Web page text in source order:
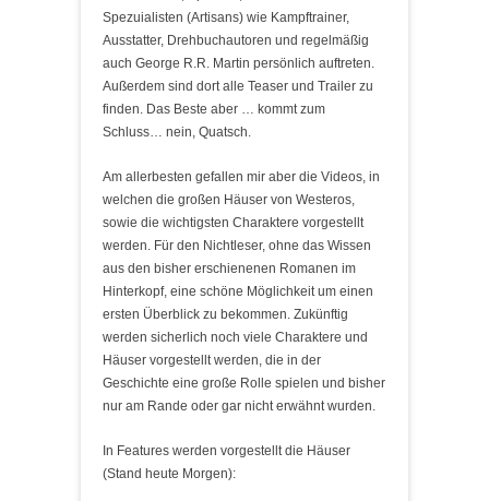
Spezuialisten (Artisans) wie Kampftrainer,
Ausstatter, Drehbuchautoren und regelmäßig
auch George R.R. Martin persönlich auftreten.
Außerdem sind dort alle Teaser und Trailer zu
finden. Das Beste aber … kommt zum
Schluss… nein, Quatsch.
Am allerbesten gefallen mir aber die Videos, in
welchen die großen Häuser von Westeros,
sowie die wichtigsten Charaktere vorgestellt
werden. Für den Nichtleser, ohne das Wissen
aus den bisher erschienenen Romanen im
Hinterkopf, eine schöne Möglichkeit um einen
ersten Überblick zu bekommen. Zukünftig
werden sicherlich noch viele Charaktere und
Häuser vorgestellt werden, die in der
Geschichte eine große Rolle spielen und bisher
nur am Rande oder gar nicht erwähnt wurden.
In Features werden vorgestellt die Häuser
(Stand heute Morgen):